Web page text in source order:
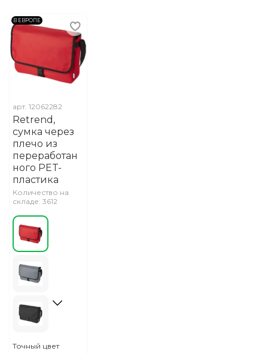
В ЕВРОПЕ
арт. 12062282
Retrend,
сумка через
плечо из
переработан
ного PET-
пластика
Количество на
складе: 3612
Точный цвет